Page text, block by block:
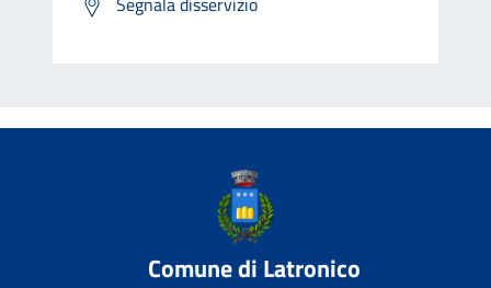
Comune di Latronico